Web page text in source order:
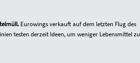
Eurowings verkauft auf dem letzten Flug des
testen derzeit Ideen, um weniger Lebensmittel zu